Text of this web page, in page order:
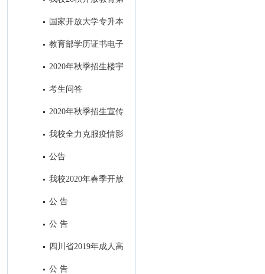
一批次招生全面结束
国家开放大学专升本
前置学历​审核中常见问题及处理
教育部学历证书电子
注册备案表申请流程
2020年秋季招生楼宇
视频广告制作项目招标公共
考生问答
2020年秋季招生宣传
H5制作及在南充主流媒体微信
布项目招标公告
我校全力克服疫情影
响，招生工作取得丰硕成果
公告
我校2020年春季开放
教育招生全面结束
公 告
公 告
四川省2019年成人高
校招生全国统一考试录取最低控
公 告